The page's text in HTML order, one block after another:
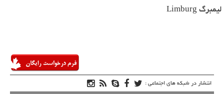
لیمبرگ Limburg
انتشار در شبکه های اجتماعی :